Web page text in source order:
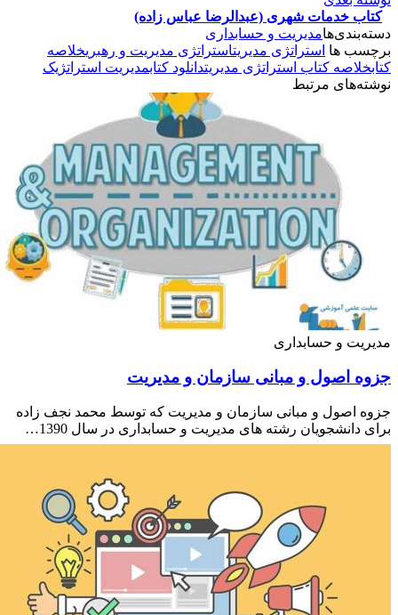
شهری (عبدالرضا عباس زاده)
مدیریت و حسابداری
استراتژی مدیریتاستراتژی مدیریت و رهبریخلاصه
کتاب استراتژی مدیریتدانلود کتابمدیریت استراتژیک
مرتبط
حسابداری
و مبانی سازمان و مدیریت
و مبانی سازمان و مدیریت که توسط محمد نجف زاده
رشته های مدیریت و حسابداری در سال 1390…